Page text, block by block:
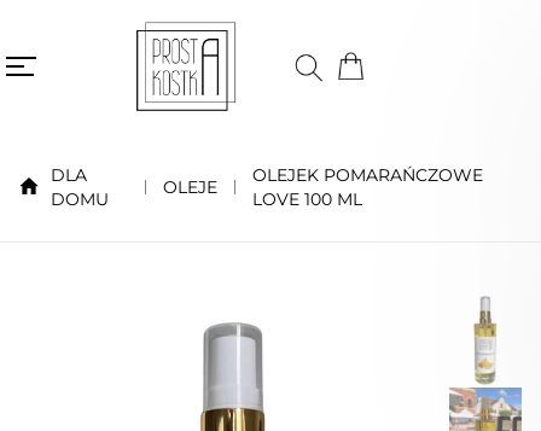
DLA
DOMU
OLEJE
OLEJEK POMARAŃCZOWE
LOVE 100 ML